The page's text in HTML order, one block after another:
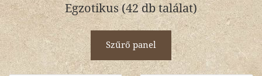
Egzotikus (42 db találat)
Szűrő panel